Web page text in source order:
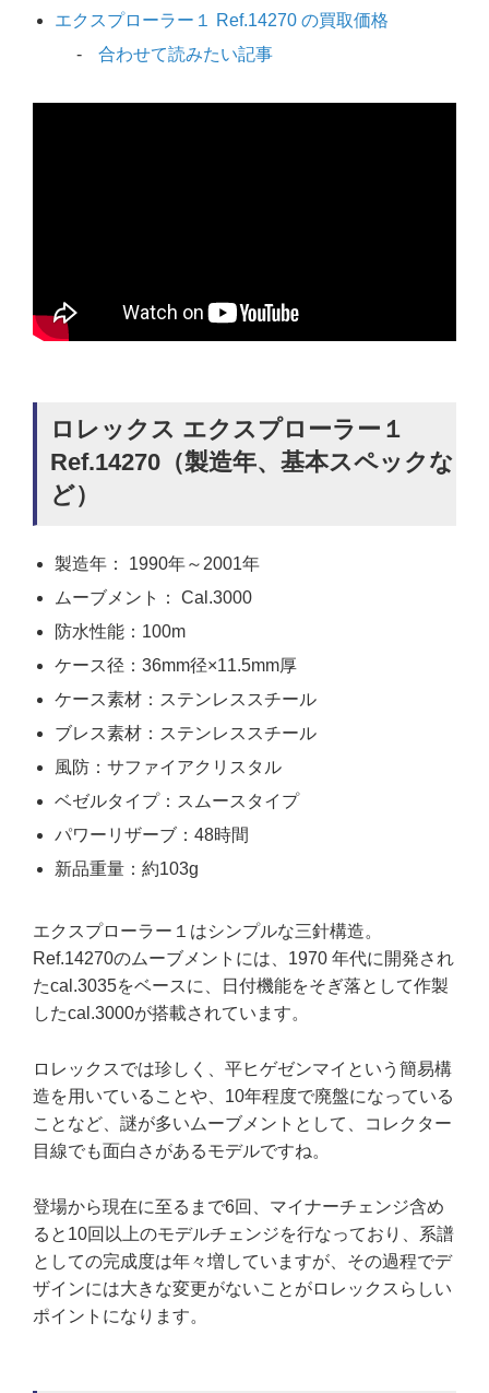
エクスプローラー１ Ref.14270 の買取価格
合わせて読みたい記事
ロレックス エクスプローラー１
Ref.14270（製造年、基本スペックな
ど）
製造年： 1990年～2001年
ムーブメント： Cal.3000
防水性能：100m
ケース径：36mm径×11.5mm厚
ケース素材：ステンレススチール
ブレス素材：ステンレススチール
風防：サファイアクリスタル
ベゼルタイプ：スムースタイプ
パワーリザーブ：48時間
新品重量：約103g
エクスプローラー１はシンプルな三針構造。
Ref.14270のムーブメントには、1970 年代に開発され
たcal.3035をベースに、日付機能をそぎ落として作製
したcal.3000が搭載されています。
ロレックスでは珍しく、平ヒゲゼンマイという簡易構
造を用いていることや、10年程度で廃盤になっている
ことなど、謎が多いムーブメントとして、コレクター
目線でも面白さがあるモデルですね。
登場から現在に至るまで6回、マイナーチェンジ含め
ると10回以上のモデルチェンジを行なっており、系譜
としての完成度は年々増していますが、その過程でデ
ザインには大きな変更がないことがロレックスらしい
ポイントになります。